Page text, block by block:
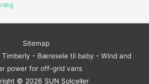
Sitemap
Timberly - Bæresele til baby - Wind and
power for off-grid vans
© 2026 SUN Solceller